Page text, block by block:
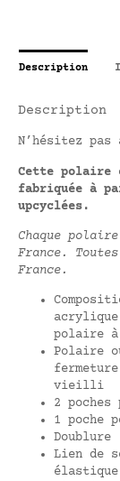
Description
Description
N’hésitez
Cette polaire
fabriquée à
upcyclées.
Chaque
France.
France.
polaire à
Polaire
vieilli
2 poches
1 poche
Doublure
Lien de